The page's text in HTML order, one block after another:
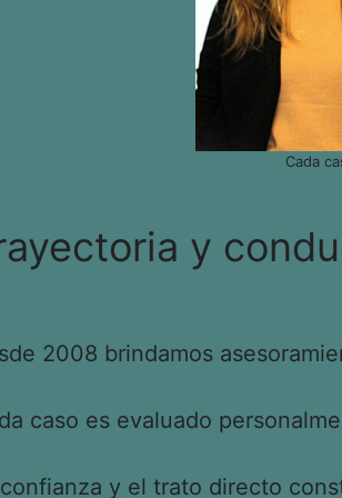
Cada
y
2008 brindamos
caso es evaluado
y el trato directo